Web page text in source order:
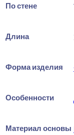
По стене
Длина
Форма изделия
Особенности
Материал основы